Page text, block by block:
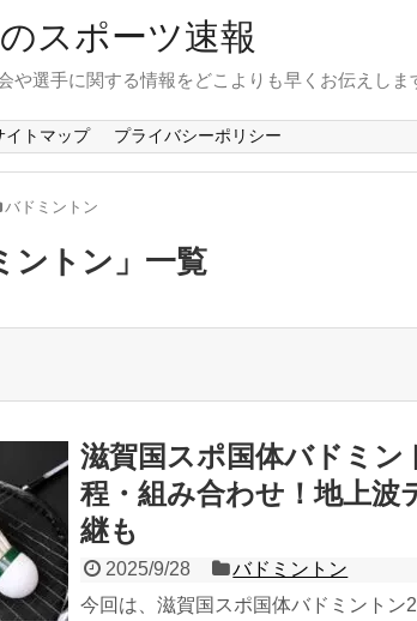
スポーツ速報
や選手に関する情報をどこよりも早くお伝えしま
イトマップ プライバシーポリシー
バドミントン
ントン 」 一覧
滋賀国スポ国体バドミン
程・組み合わせ！地上波
継も
2025/9/28
バドミントン
今回は、滋賀国スポ国体バドミントン